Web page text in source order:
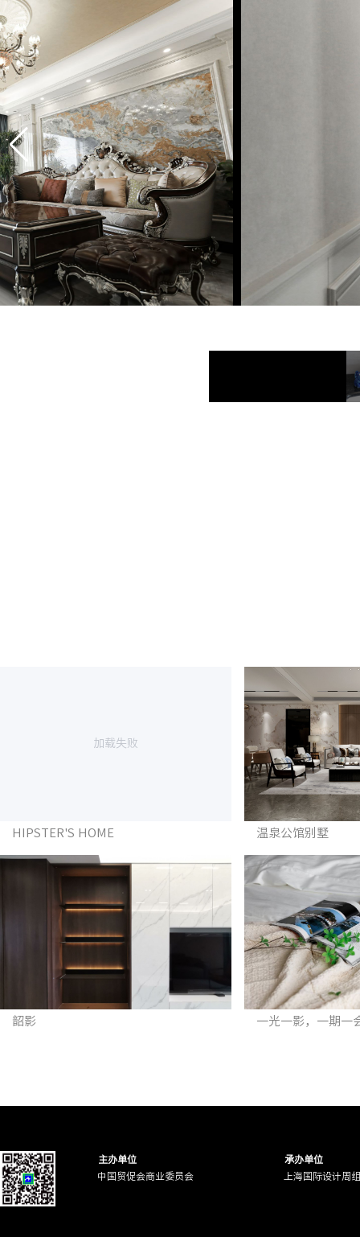
加载失败
HIPSTER'S HOME 温泉公馆别墅
韶影 一光一影，一期一
主办单位
承办单位
中国贸促会商业委员会
上海国际设计周